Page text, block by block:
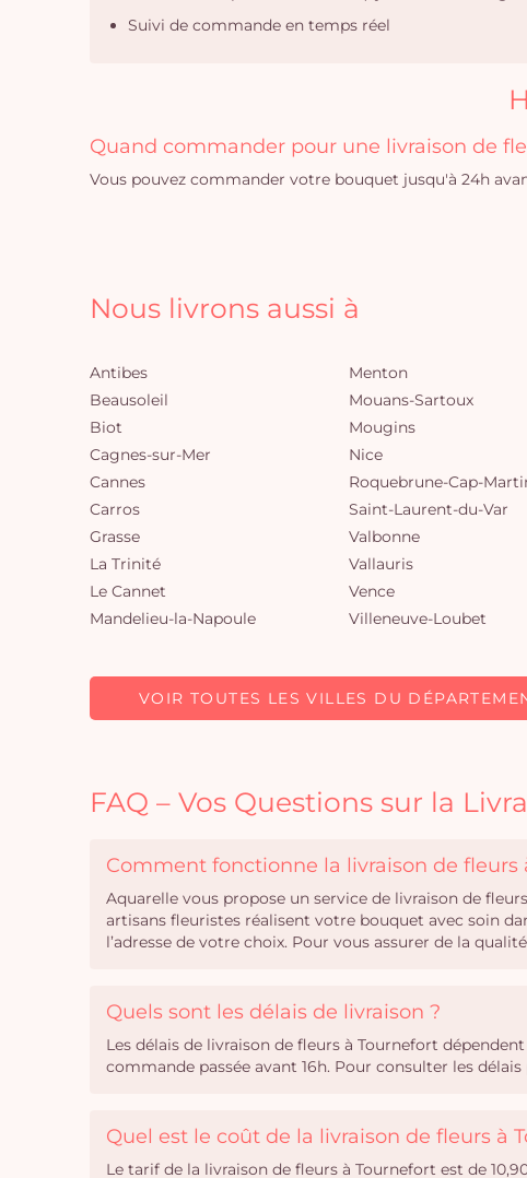
Suivi de commande en temps réel
Quand commander pour une livraison de
Vous pouvez commander votre bouquet jusqu'à 24h
Nous livrons aussi à
Antibes
Beausoleil
Biot
Cagnes-sur-Mer
Cannes
Carros
Grasse
La Trinité
Le Cannet
Mandelieu-la-Napoule
Menton
Mouans-Sartoux
Mougins
Nice
Roquebrune-Cap-
Saint-Laurent-du-Var
Valbonne
Vallauris
Vence
Villeneuve-Loubet
VOIR TOUTES LES VILLES DU
FAQ – Vos Questions sur la
Comment fonctionne la livraison de fleurs
Aquarelle vous propose un service de livraison de
artisans fleuristes réalisent votre bouquet avec soin
l’adresse de votre choix. Pour vous assurer de la
Quels sont les délais de livraison ?
Les délais de livraison de fleurs à Tournefort
commande passée avant 16h. Pour consulter les
Quel est le coût de la livraison de fleurs à
Le tarif de la livraison de fleurs à Tournefort est de